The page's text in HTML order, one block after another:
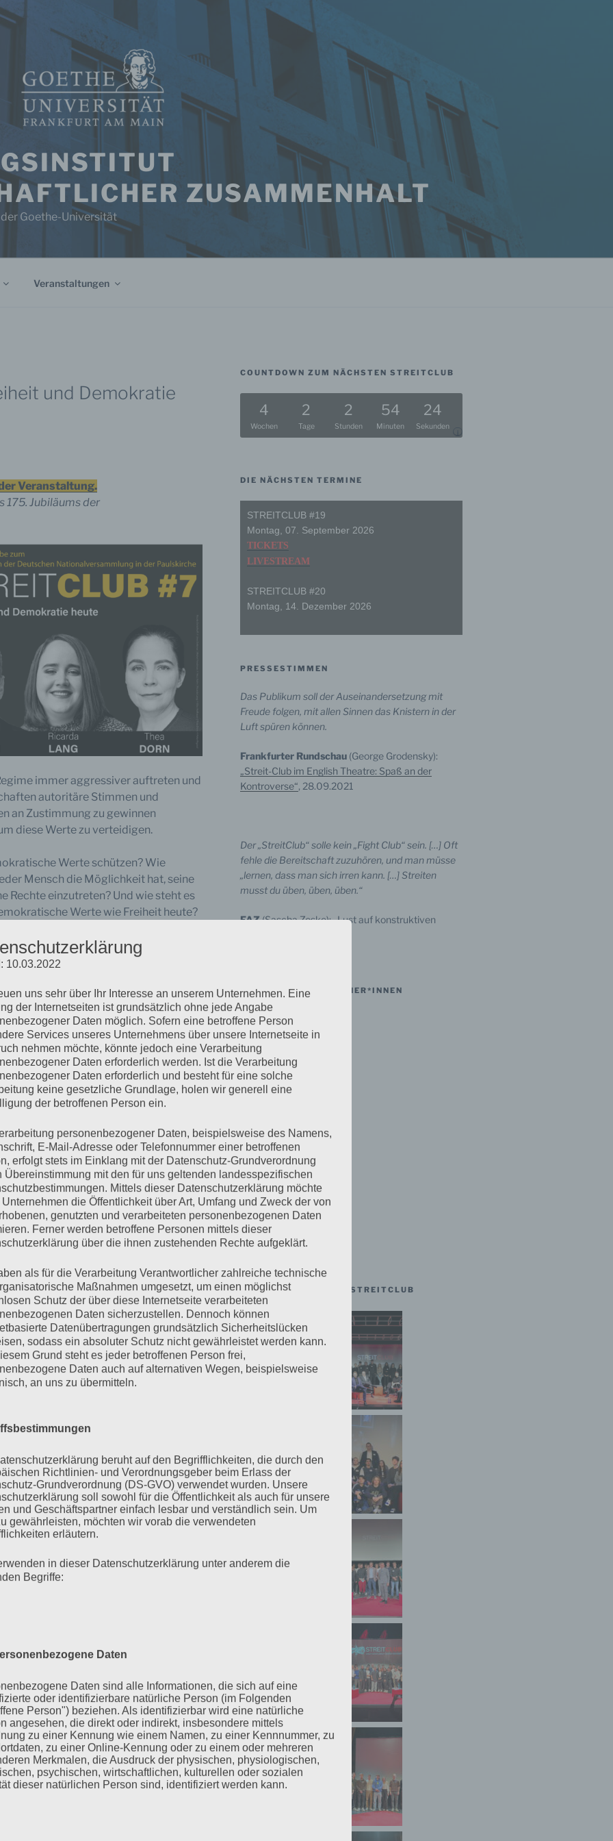
ZUSAMMENHALT
Goethe-Universität
Veranstaltungen
und Demokratie
Veranstaltung.
175. Jubiläums der
immer aggressiver auftreten und
autoritäre Stimmen und
an Zustimmung zu gewinnen
diese Werte zu verteidigen.
Werte schützen? Wie
Mensch die Möglichkeit hat, seine
Rechte einzutreten? Und wie steht es
Werte wie Freiheit heute?
organisieren und schützen?
von Bündnis 90/Die Grünen,
nach Antworten suchen.
Auseinandersetzung mit den
und Demokratie in der modernen Welt.
nichts geringeres als Freiheit und
StreitClubs in voller
Teil von „Frankfurt
des Frankfurter Standorts des
Zusammenhalt (FGZ) an der
dem Transferprojekt
beschäftigt es sich nicht
zu erforschen. Viel mehr geht es
in Kontakt zu treten
unterschiedlichen Formaten, dem
„Kontrovers“ vermitteln,
Streits für gesellschaftlichen
jenes, das dem Streit
Gastgeber Nicole Deitelhoff und
Beispiele für konstruktiven
auch von Schüler:innen unterstützt,
einordnen und co-
Schulklasse und auch die
Eindruck entstehen,
COUNTDOWN ZUM NÄCHSTEN STREITCLUB
4
Wochen
2
Tage
2
Stunden
54
Minuten
23
Sekunden
DIE NÄCHSTEN TERMINE
STREITCLUB #19
Montag, 07. September 2026
TICKETS
LIVESTREAM
STREITCLUB #20
Montag, 14. Dezember 2026
PRESSESTIMMEN
Das Publikum soll der Auseinandersetzung mit
Freude folgen, mit allen Sinnen das Knistern in der
Luft spüren können.
Frankfurter Rundschau(George Grodensky):
„Streit-Club im English Theatre: Spaß an der
Kontroverse“, 28.09.2021
Der „StreitClub“ solle kein „Fight Club“ sein. […] Oft
fehle die Bereitschaft zuzuhören, und man müsse
„lernen, dass man sich irren kann. […] Streiten
musst du üben, üben, üben.“
FAZ(Sascha Zoske): „Lust auf konstruktiven
KOOPERATIONSPARTNER*INNEN
MEDIENPARTNER:
BISHERIGE GÄSTE IM STREITCLUB
10.03.2022
uns sehr über Ihr Interesse an unserem Unternehmen. Eine
der Internetseiten ist grundsätzlich ohne jede Angabe
Daten möglich. Sofern eine betroffene Person
Services unseres Unternehmens über unsere Internetseite in
nehmen möchte, könnte jedoch eine Verarbeitung
Daten erforderlich werden. Ist die Verarbeitung
Daten erforderlich und besteht für eine solche
keine gesetzliche Grundlage, holen wir generell eine
der betroffenen Person ein.
personenbezogener Daten, beispielsweise des Namens,
E-Mail-Adresse oder Telefonnummer einer betroffenen
erfolgt stets im Einklang mit der Datenschutz-Grundverordnung
Übereinstimmung mit den für uns geltenden landesspezifischen
Mittels dieser Datenschutzerklärung möchte
Unternehmen die Öffentlichkeit über Art, Umfang und Zweck der von
genutzten und verarbeiteten personenbezogenen Daten
Ferner werden betroffene Personen mittels dieser
über die ihnen zustehenden Rechte aufgeklärt.
als für die Verarbeitung Verantwortlicher zahlreiche technische
Maßnahmen umgesetzt, um einen möglichst
Schutz der über diese Internetseite verarbeiteten
Daten sicherzustellen. Dennoch können
Datenübertragungen grundsätzlich Sicherheitslücken
sodass ein absoluter Schutz nicht gewährleistet werden kann.
Grund steht es jeder betroffenen Person frei,
Daten auch auf alternativen Wegen, beispielsweise
an uns zu übermitteln.
beruht auf den Begrifflichkeiten, die durch den
Richtlinien- und Verordnungsgeber beim Erlass der
Grundverordnung (DS-GVO) verwendet wurden. Unsere
soll sowohl für die Öffentlichkeit als auch für unsere
und Geschäftspartner einfach lesbar und verständlich sein. Um
gewährleisten, möchten wir vorab die verwendeten
erläutern.
in dieser Datenschutzerklärung unter anderem die
Begriffe:
Daten
Daten sind alle Informationen, die sich auf eine
oder identifizierbare natürliche Person (im Folgenden
Person") beziehen. Als identifizierbar wird eine natürliche
angesehen, die direkt oder indirekt, insbesondere mittels
zu einer Kennung wie einem Namen, zu einer Kennnummer, zu
zu einer Online-Kennung oder zu einem oder mehreren
Merkmalen, die Ausdruck der physischen, physiologischen,
psychischen, wirtschaftlichen, kulturellen oder sozialen
dieser natürlichen Person sind, identifiziert werden kann.